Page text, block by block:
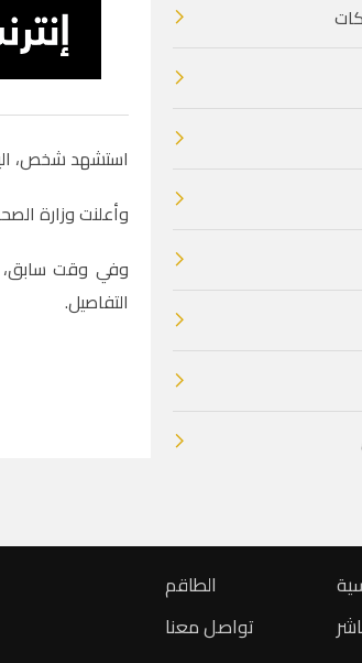
استشهد شخص،
وأعلنت وزارة
وفي وقت سابق،
التفاصيل.
الطاقم
تواصل معنا